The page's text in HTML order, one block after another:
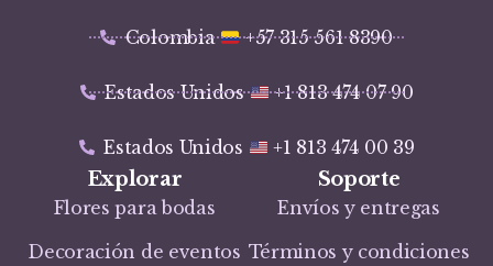
Colombia +57 315 561 8390
Estados Unidos +1 813 474 07 90
Estados Unidos +1 813 474 00 39
Explorar
Flores para bodas
Decoración de eventos
Soporte
Envíos y entregas
Términos y condiciones